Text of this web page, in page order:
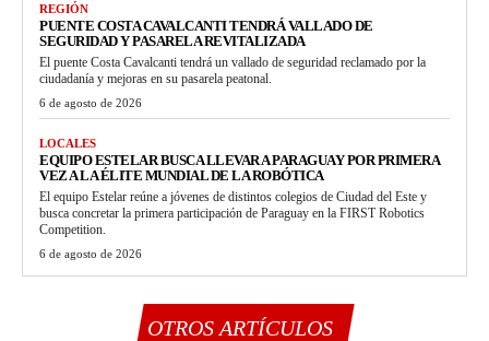
REGIÓN
PUENTE COSTA CAVALCANTI TENDRÁ VALLADO DE
SEGURIDAD Y PASARELA REVITALIZADA
El puente Costa Cavalcanti tendrá un vallado de seguridad reclamado por la
ciudadanía y mejoras en su pasarela peatonal.
6 de agosto de 2026
LOCALES
EQUIPO ESTELAR BUSCA LLEVAR A PARAGUAY POR PRIMERA
VEZ A LA ÉLITE MUNDIAL DE LA ROBÓTICA
El equipo Estelar reúne a jóvenes de distintos colegios de Ciudad del Este y
busca concretar la primera participación de Paraguay en la FIRST Robotics
Competition.
6 de agosto de 2026
OTROS ARTÍCULOS